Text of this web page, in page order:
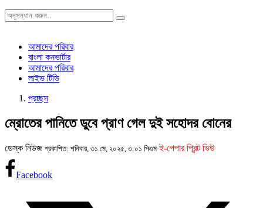
আমাদের পরিবার
বাংলা কনভার্টার
আমাদের পরিবার
লাইভ টিভি
প্রচ্ছদ
ম্রোতের পানিতে ডুবে প্রাণ গেল দুই সহোদর বোনের
ডেস্ক নিউজ প্রকাশিত: শনিবার, ৩১ মে, ২০২৫, ৩:০১ পিএম ই-পেপার প্রিন্ট ভিউ
Facebook